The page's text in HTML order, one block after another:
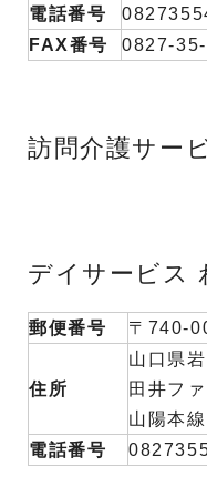
電話番号
FAX番号
0827-
訪問介護サー
デイサービス
郵便番号 〒740-
住所
山口県
田井フ
山陽本
電話番号